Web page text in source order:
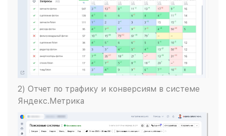
2) Отчет по трафику и конверсиям в системе
Яндекс.Метрика